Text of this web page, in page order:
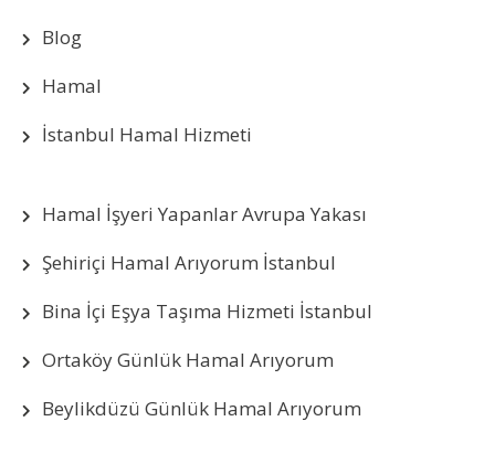
Blog
Hamal
İstanbul Hamal Hizmeti
Hamal İşyeri Yapanlar Avrupa Yakası
Şehiriçi Hamal Arıyorum İstanbul
Bina İçi Eşya Taşıma Hizmeti İstanbul
Ortaköy Günlük Hamal Arıyorum
Beylikdüzü Günlük Hamal Arıyorum